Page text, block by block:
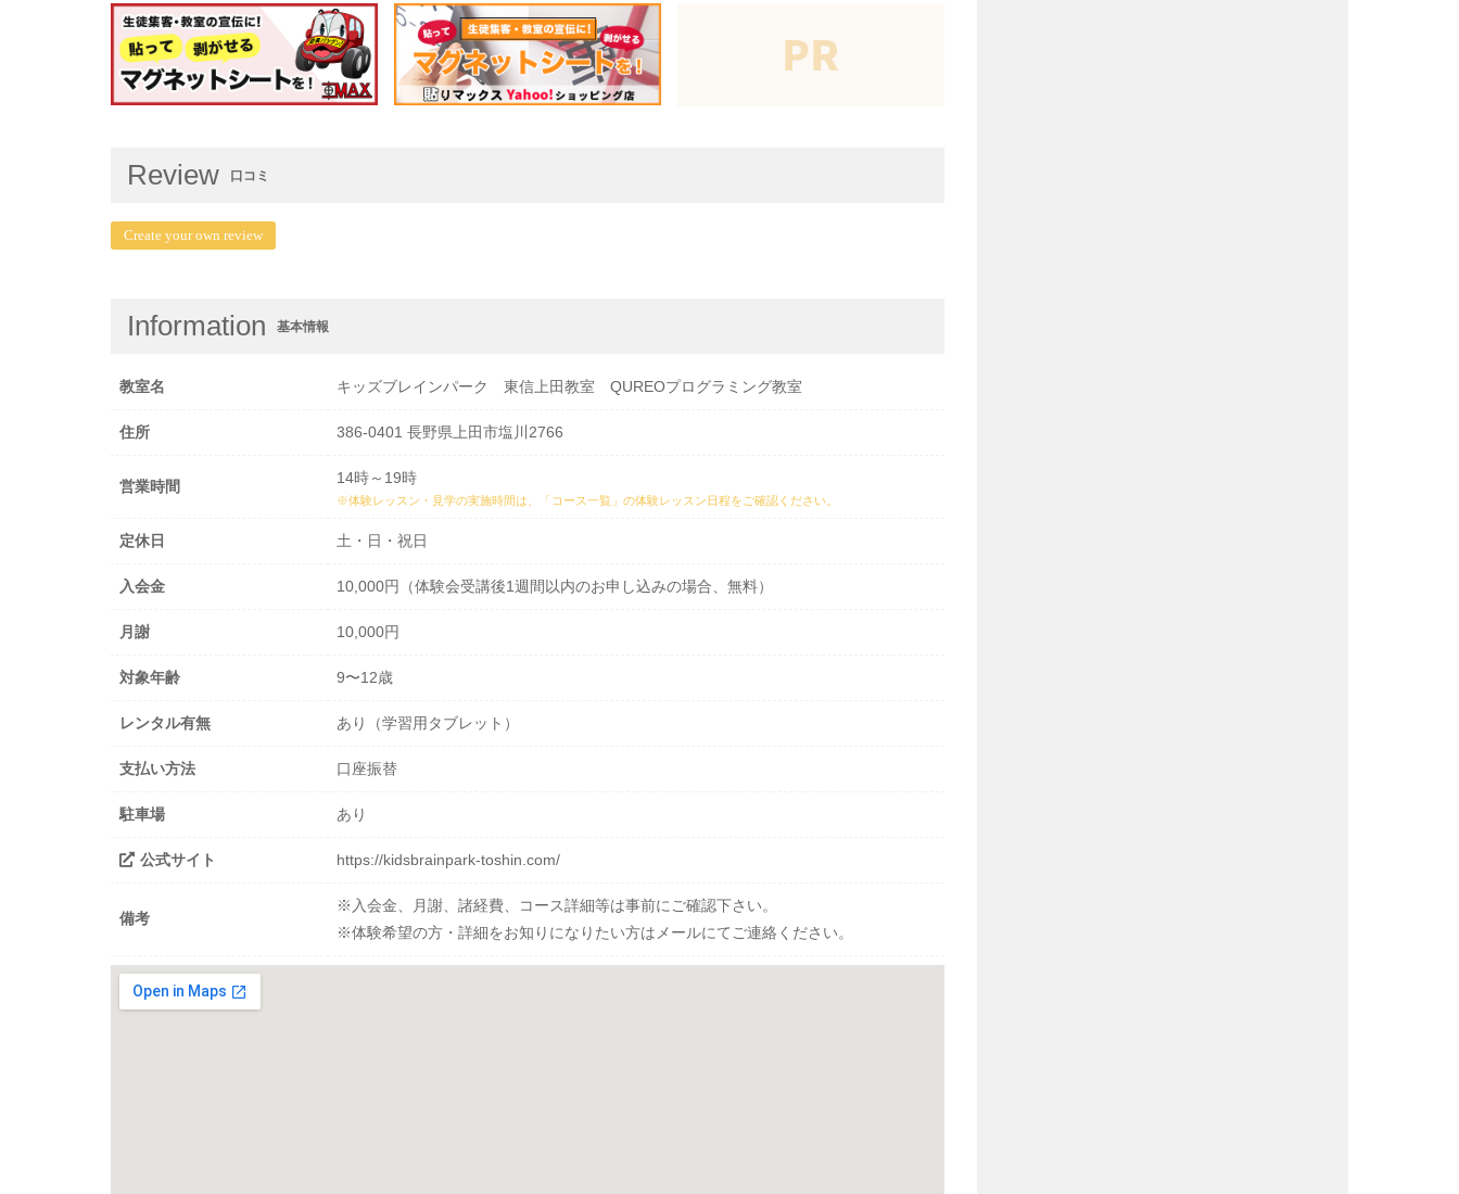
Review 口コミ
Create your own review
Information 基本情報
教室名 キッズブレインパーク 東信上田教室 QUREOプログラミング教室
住所 386-0401 長野県上田市塩川2766
営業時間 14時～19時
※体験レッスン・見学の実施時間は、 「コース一覧」の体験レッスン日程をご確認ください。
定休日 土・日・祝日
入会金 10,000円（体験会受講後1週間以内のお申し込みの場合、無料）
月謝 10,000円
対象年齢 9〜12歳
レンタル有無 あり（学習用タブレット）
支払い方法 口座振替
駐車場 あり
公式サイト https://kidsbrainpark-toshin.com/
備考
※入会金、月謝、諸経費、コース詳細等は事前にご確認下さい。
※体験希望の方・詳細をお知りになりたい方はメールにてご連絡ください。